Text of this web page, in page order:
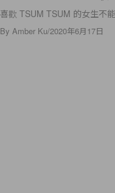
喜歡 TSUM TSUM 的女生不能
By Amber Ku/2020年6月17日